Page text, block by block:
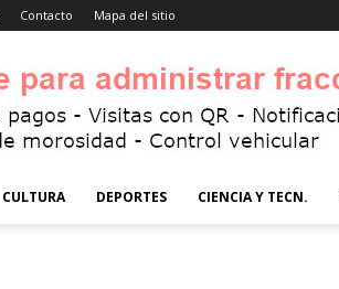
Contacto Mapa del sitio
CULTURA DEPORTES CIENCIA Y TECN.